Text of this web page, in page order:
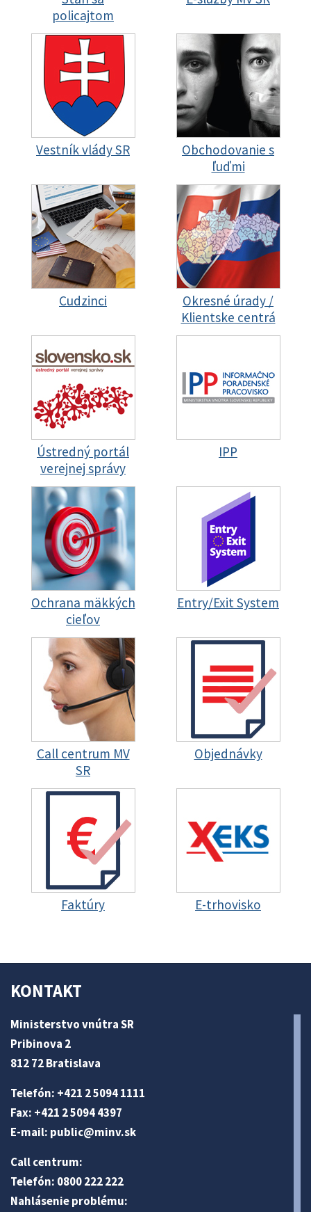
policajtom
Vestník vlády SR
Obchodovanie s
ľuďmi
Cudzinci
Okresné úrady /
Klientske centrá
Ústredný portál
verejnej správy
IPP
Ochrana mäkkých
cieľov
Entry/Exit System
Call centrum MV
SR
Objednávky
Faktúry E-trhovisko
KONTAKT
Ministerstvo vnútra SR
Pribinova 2
812 72 Bratislava
Telefón: +421 2 5094 1111
Fax: +421 2 5094 4397
E-mail: public@minv.sk
Call centrum:
Telefón: 0800 222 222
Nahlásenie problému: